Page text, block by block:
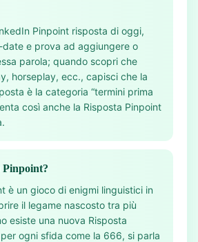
Pinpoint risposta di oggi,
date e prova ad aggiungere o
parola; quando scopri che
horseplay, ecc., capisci che la
è la categoria “termini prima
così anche la Risposta Pinpoint
è un gioco di enigmi linguistici in
il legame nascosto tra più
esiste una nuova Risposta
ogni sfida come la 666, si parla